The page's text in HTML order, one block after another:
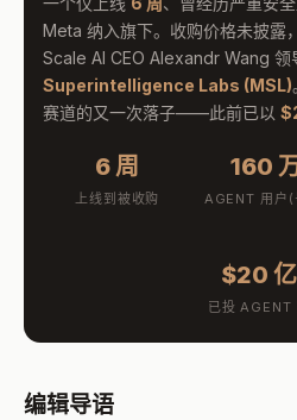
Meta 纳入旗下。收购价格未披露
Scale AI CEO Alexandr Wang 领
Superintelligence Labs (MSL)
赛道的又一次落子——此前已以
6 周
上线到被收购
160
AGENT 用户(
$20
已投 AGENT
编辑导语